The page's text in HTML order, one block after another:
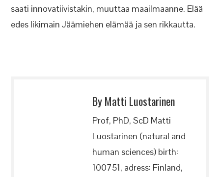
saati innovatiivistakin, muuttaa maailmaanne. Elää
edes likimain Jäämiehen elämää ja sen rikkautta.
By Matti Luostarinen
Prof, PhD, ScD Matti
Luostarinen (natural and
human sciences) birth:
100751, adress: Finland,